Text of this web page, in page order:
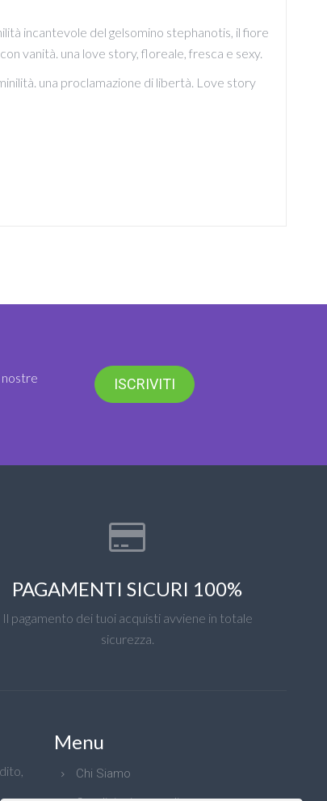
incantevole del gelsomino stephanotis, il fiore
vanità. una love story, floreale, fresca e sexy.
una proclamazione di libertà. Love story
nostre
ISCRIVITI
PAGAMENTI SICURI 100%
Il pagamento dei tuoi acquisti avviene in totale
sicurezza.
Menu
Chi Siamo